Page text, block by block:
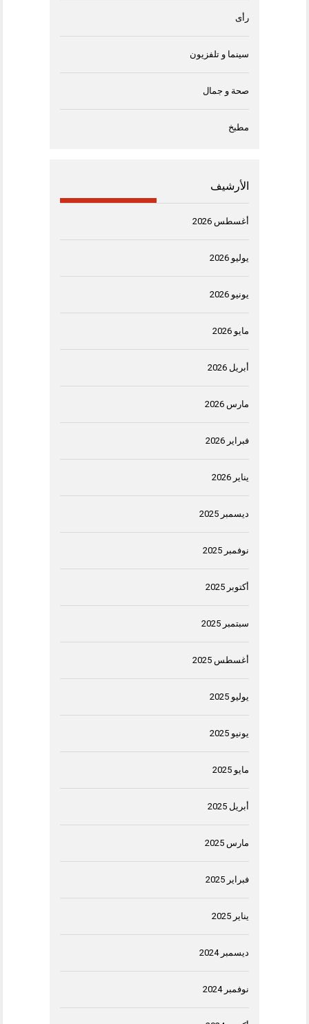
رأى
سينما و تلفزيون
صحة و جمال
مطبخ
الأرشيف
أغسطس 2026
يوليو 2026
يونيو 2026
مايو 2026
أبريل 2026
مارس 2026
فبراير 2026
يناير 2026
ديسمبر 2025
نوفمبر 2025
أكتوبر 2025
سبتمبر 2025
أغسطس 2025
يوليو 2025
يونيو 2025
مايو 2025
أبريل 2025
مارس 2025
فبراير 2025
يناير 2025
ديسمبر 2024
نوفمبر 2024